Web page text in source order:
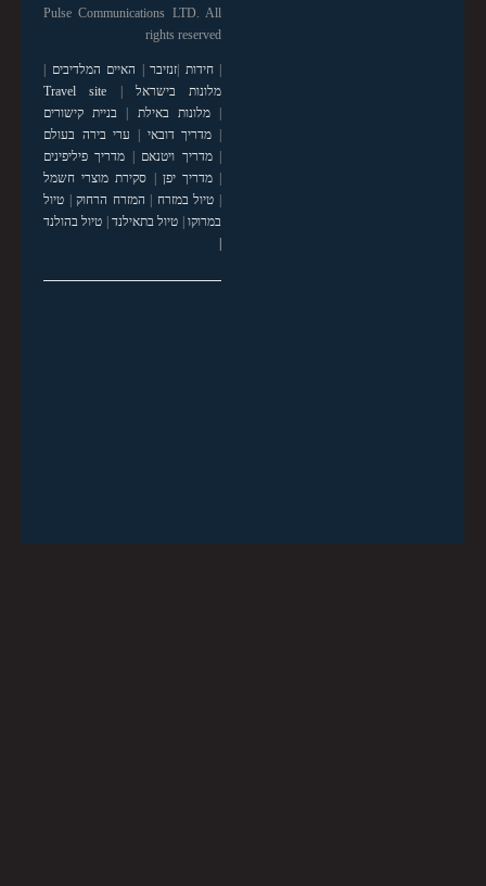
Pulse Communications LTD. All
rights reserved
|חידות |זנזיבר | האיים המלדיבים |
מלונות בישראל |
Travel site
|מלונות באילת | בניית קישורים
| מדריך דובאי | ערי בירה בעולם
|מדריך ויטנאם | מדריך פיליפינים
|מדריך יפן | סקירת מוצרי חשמל
| טיול במזרח | המזרח הרחוק| טיול
במרוקו| טיול בתאילנד| טיול בהולנד
|